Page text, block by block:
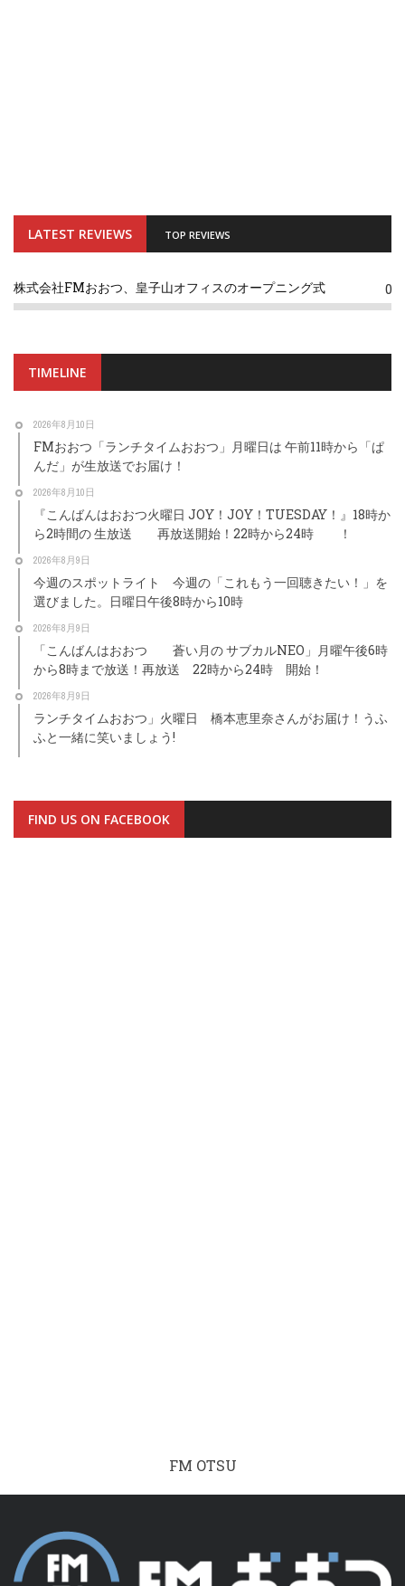
LATEST REVIEWS TOP REVIEWS
株式会社FMおおつ、皇子山オフィスのオープニング式 0
TIMELINE
2026年8月10日
FMおおつ「ランチタイムおおつ」月曜日は 午前11時から「ぱ
んだ」が生放送でお届け！
2026年8月10日
『こんばんはおおつ火曜日 JOY！JOY！TUESDAY！』18時か
ら2時間の 生放送 再放送開始！22時から24時 ！
2026年8月9日
今週のスポットライト 今週の「これもう一回聴きたい！」を
選びました。日曜日午後8時から10時
2026年8月9日
「こんばんはおおつ 蒼い月の サブカルNEO」月曜午後6時
から8時まで放送！再放送 22時から24時 開始！
2026年8月9日
ランチタイムおおつ」火曜日 橋本恵里奈さんがお届け！うふ
ふと一緒に笑いましょう!
FIND US ON FACEBOOK
FM OTSU